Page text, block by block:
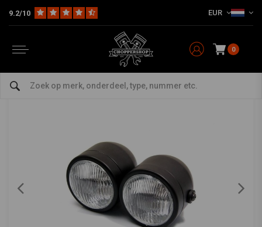
9.2/10 EUR
0
Multi-fit Verlichting Twin koplamp mat zwart
Twin koplamp mat zwart